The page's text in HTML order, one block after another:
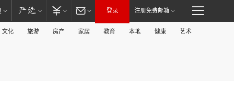
登录 注册免费邮箱
文化 旅游 房产 家居 教育 本地 健康 艺术